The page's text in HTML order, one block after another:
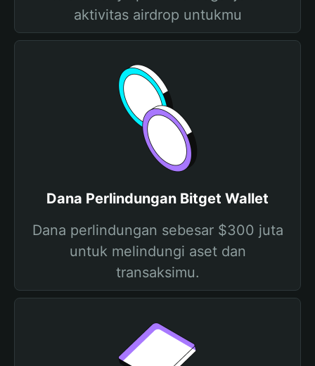
aktivitas airdrop untukmu
Dana Perlindungan Bitget Wallet
Dana perlindungan sebesar $300 juta
untuk melindungi aset dan
transaksimu.